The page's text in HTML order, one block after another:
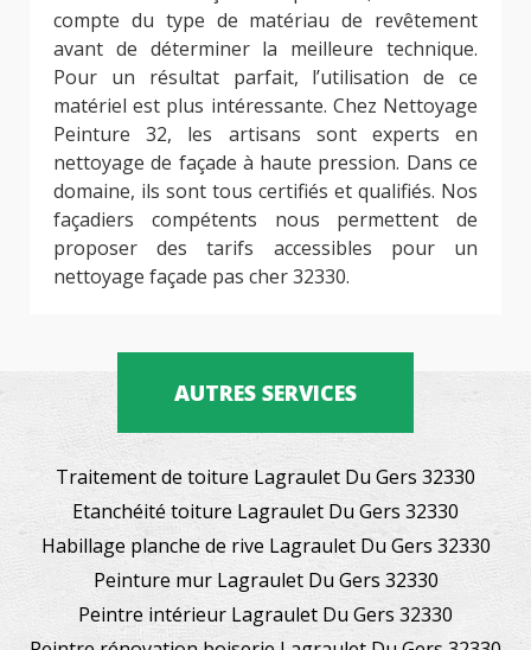
compte du type de matériau de revêtement
avant de déterminer la meilleure technique.
Pour un résultat parfait, l’utilisation de ce
matériel est plus intéressante. Chez Nettoyage
Peinture 32, les artisans sont experts en
nettoyage de façade à haute pression. Dans ce
domaine, ils sont tous certifiés et qualifiés. Nos
façadiers compétents nous permettent de
proposer des tarifs accessibles pour un
nettoyage façade pas cher 32330.
AUTRES SERVICES
Traitement de toiture Lagraulet Du Gers 32330
Etanchéité toiture Lagraulet Du Gers 32330
Habillage planche de rive Lagraulet Du Gers 32330
Peinture mur Lagraulet Du Gers 32330
Peintre intérieur Lagraulet Du Gers 32330